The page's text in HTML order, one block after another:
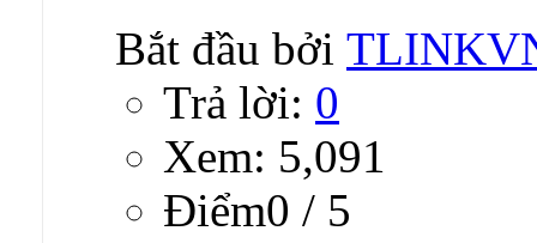
Bắt đầu bởi
Trả lời: 0
Xem: 5,091
Ðiểm0 / 5